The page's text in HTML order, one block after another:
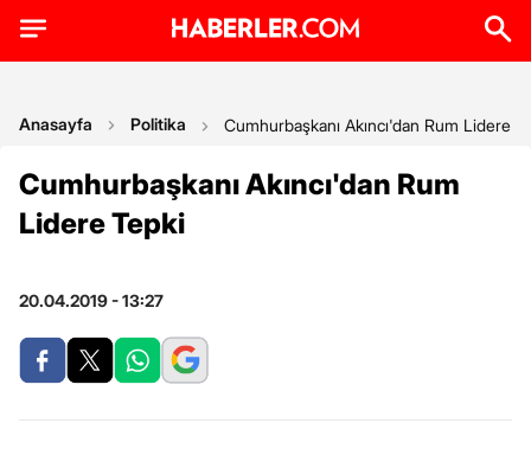
Anasayfa Politika Cumhurbaşkanı Akıncı'dan Rum Lidere
Cumhurbaşkanı Akıncı'dan Rum
Lidere Tepki
20.04.2019 - 13:27